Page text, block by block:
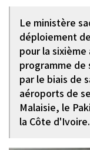
Le ministère
déploiement
pour la
programme de
par le biais de
aéroports de
Malaisie, le
la Côte d'Ivoire.